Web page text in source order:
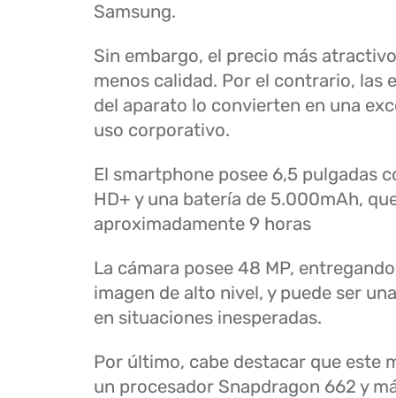
Samsung.
Sin embargo, el precio más
menos calidad. Por el contrario, las
del aparato lo convierten en una
uso corporativo.
El smartphone posee 6,5 pulgadas
HD+ y una batería de 5.000mAh,
aproximadamente 9 horas
La cámara posee 48 MP,
imagen de alto nivel, y puede ser
en situaciones inesperadas.
Por último, cabe destacar que este
un procesador Snapdragon 662 y